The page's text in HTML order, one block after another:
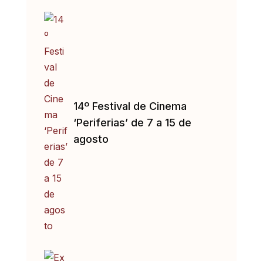
14º Festival de Cinema
‘Periferias’ de 7 a 15 de
agosto